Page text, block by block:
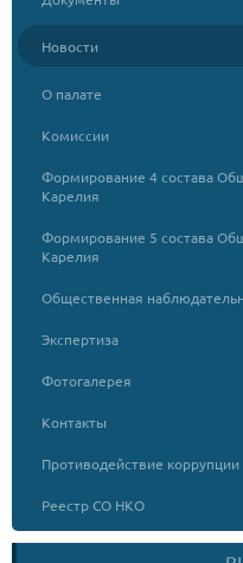
Новости
О палате
Комиссии
Формирование 4 состава
Карелия
Формирование 5 состава
Карелия
Общественная
Экспертиза
Фотогалерея
Контакты
Противодействие коррупции
Реестр СО НКО